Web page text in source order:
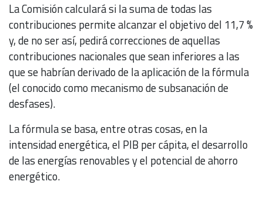
La Comisión calculará si la suma de todas las
contribuciones permite alcanzar el objetivo del 11,7 %
y, de no ser así, pedirá correcciones de aquellas
contribuciones nacionales que sean inferiores a las
que se habrían derivado de la aplicación de la fórmula
(el conocido como mecanismo de subsanación de
desfases).
La fórmula se basa, entre otras cosas, en la
intensidad energética, el PIB per cápita, el desarrollo
de las energías renovables y el potencial de ahorro
energético.